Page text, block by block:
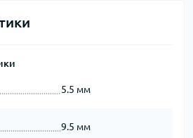
5.5 мм
9.5 мм